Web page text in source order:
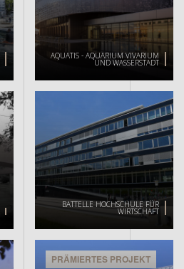
AQUATIS - AQUARIUM VIVARIUM
UND WASSERSTADT
BATTELLE HOCHSCHULE FÜR
WIRTSCHAFT
PRÄMIERTES PROJEKT